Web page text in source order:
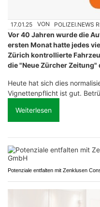
17.01.25 VON POLIZEI.NEWS
Vor 40 Jahren wurde die
ersten Monat hatte jedes
Zürich kontrollierte
die "Neue Zürcher Zeitung"
Heute hat sich dies
Vignettenpflicht ist gut.
Weiterlesen
Potenziale entfalten mit Zenklusen